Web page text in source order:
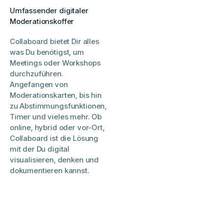
Umfassender digitaler
Moderationskoffer
Collaboard bietet Dir alles
was Du benötigst, um
Meetings oder Workshops
durchzuführen.
Angefangen von
Moderationskarten, bis hin
zu Abstimmungsfunktionen,
Timer und vieles mehr. Ob
online, hybrid oder vor-Ort,
Collaboard ist die Lösung
mit der Du digital
visualisieren, denken und
dokumentieren kannst.